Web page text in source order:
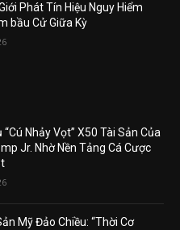
Phát Tín Hiệu Nguy Hiểm
bầu Cử Giữa Kỳ
Nhảy Vọt” X50 Tài Sản Của
Jr. Nhờ Nền Tảng Cá Cược
Mỹ Đảo Chiều: “Thời Cơ